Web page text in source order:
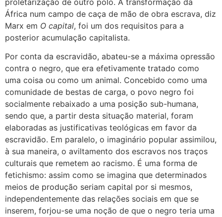
África num campo de caça de mão de obra escrava, diz
Marx em O capital, foi um dos requisitos para a
posterior acumulação capitalista.
Por conta da escravidão, abateu-se a máxima opressão
contra o negro, que era efetivamente tratado como
uma coisa ou como um animal. Concebido como uma
comunidade de bestas de carga, o povo negro foi
socialmente rebaixado a uma posição sub-humana,
sendo que, a partir desta situação material, foram
elaboradas as justificativas teológicas em favor da
escravidão. Em paralelo, o imaginário popular assimilou,
à sua maneira, o aviltamento dos escravos nos traços
culturais que remetem ao racismo. É uma forma de
fetichismo: assim como se imagina que determinados
meios de produção seriam capital por si mesmos,
independentemente das relações sociais em que se
inserem, forjou-se uma noção de que o negro teria uma